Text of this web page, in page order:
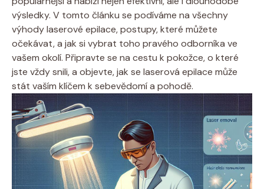
výsledky. V tomto článku se podíváme na všechny
výhody laserové epilace, postupy, které můžete
očekávat, a jak si vybrat toho pravého odborníka ve
vašem okolí. Připravte se na cestu k pokožce, o které
jste vždy snili, a objevte, jak se laserová epilace může
stát vaším klíčem k sebevědomí a pohodě.